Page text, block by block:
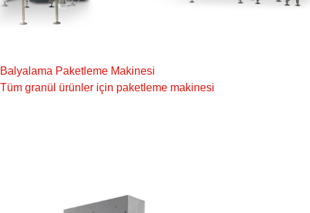
Balyalama Paketleme Makinesi
Tüm granül ürünler için paketleme makinesi